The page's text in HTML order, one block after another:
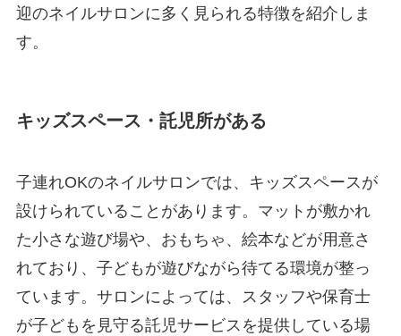
迎のネイルサロンに多く見られる特徴を紹介しま
す。
キッズスペース・託児所がある
子連れOKのネイルサロンでは、キッズスペースが
設けられていることがあります。マットが敷かれ
た小さな遊び場や、おもちゃ、絵本などが用意さ
れており、子どもが遊びながら待てる環境が整っ
ています。サロンによっては、スタッフや保育士
が子どもを見守る託児サービスを提供している場